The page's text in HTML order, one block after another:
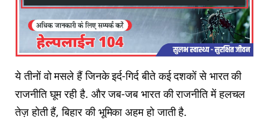
ये तीनों वो मसले हैं जिनके इर्द-गिर्द बीते कई दशकों से भारत की
राजनीति घूम रही है. और जब-जब भारत की राजनीति में हलचल
तेज़ होती हैं, बिहार की भूमिका अहम हो जाती है.